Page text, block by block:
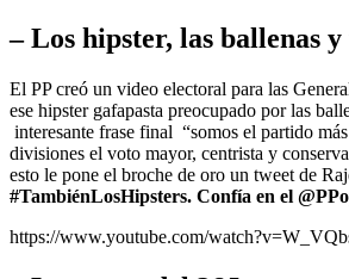
– Los hipster, las ballenas
El PP creó un video electoral para las
ese hipster gafapasta preocupado por las
interesante frase final “somos el partido
divisiones el voto mayor, centrista y
esto le pone el broche de oro un tweet de
#TambiénLosHipsters. Confía en el
https://www.youtube.com/